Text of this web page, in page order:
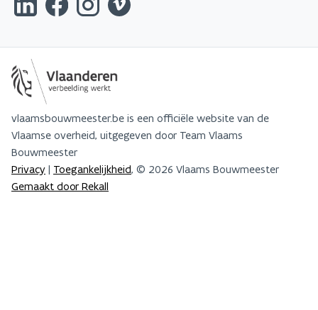
vlaamsbouwmeester.be is een officiële website van de
Vlaamse overheid, uitgegeven door Team Vlaams
Bouwmeester
Privacy | Toegankelijkheid, © 2026 Vlaams Bouwmeester
Gemaakt door Rekall